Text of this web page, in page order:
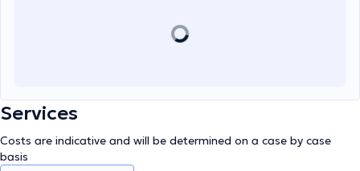
Services
Costs are indicative and will be determined on a case by case
basis